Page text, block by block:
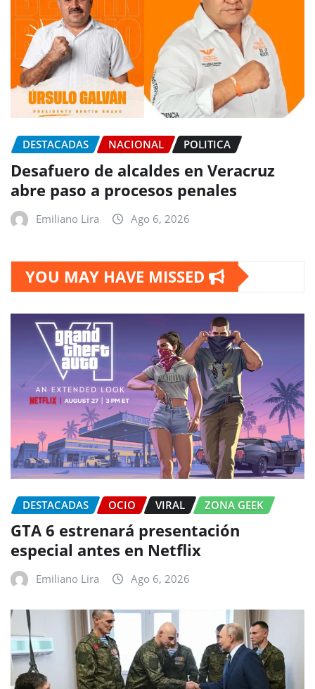
DESTACADAS NACIONAL POLITICA
Desafuero de alcaldes en Veracruz
abre paso a procesos penales
Emiliano Lira Ago 6, 2026
YOU MAY HAVE MISSED
DESTACADAS OCIO VIRAL ZONA GEEK
GTA 6 estrenará presentación
especial antes en Netflix
Emiliano Lira Ago 6, 2026